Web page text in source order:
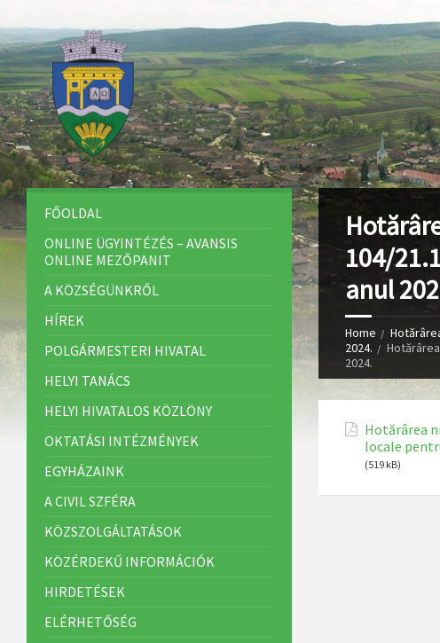
104/
anul
Home
2024.
2024.
Hotărârea
locale
(519 kB)
FŐOLDAL
ONLINE ÜGYINTÉZÉS – AVANSIS
ONLINE MEZŐPANIT
A KÖZSÉGÜNKRŐL
HÍREK
POLGÁRMESTERI HIVATAL
HELYI TANÁCS
HELYI HIVATALOS KÖZLÖNY
OKTATÁSI INTÉZMÉNYEK
EGYHÁZAINK
A CIVIL SZFÉRA
KÖZSZOLGÁLTATÁSOK
KÖZÉRDEKŰ INFORMÁCIÓK
HIRDETÉSEK
ELÉRHETŐSÉG